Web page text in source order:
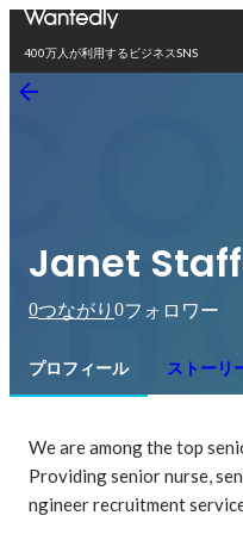
400万人が利用するビジネスSNS
Janet
0つながり 0フォロワー
プロフィール ストーリ
We are among the top
Providing senior nurse,
ngineer recruitment